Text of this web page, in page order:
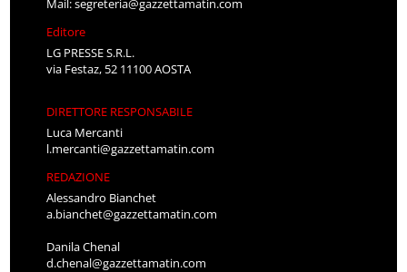
Mail:segreteria@gazzettamatin.com
Editore
LG PRESSE S.R.L.
via Festaz, 52 11100 AOSTA
DIRETTORE RESPONSABILE
Luca Mercanti
l.mercanti@gazzettamatin.com
REDAZIONE
Alessandro Bianchet
a.bianchet@gazzettamatin.com
Danila Chenal
d.chenal@gazzettamatin.com